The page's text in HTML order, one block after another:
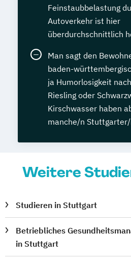
Feinstaubbelastung
Autoverkehr ist hier
überdurchschnittlich
Man sagt den
baden-
ja Humorlosigkeit
Riesling oder
Kirschwasser haben
manche/n
Weitere
Studieren in Stuttgart
Betriebliches
in Stuttgart